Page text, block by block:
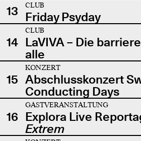
13
CLUB
Friday Psyday
14
CLUB
LaVIVA – Die
alle
15
KONZERT
Abschlusskonzert
Conducting Days
16
GASTVERANSTALTUNG
Explora Live
Extrem